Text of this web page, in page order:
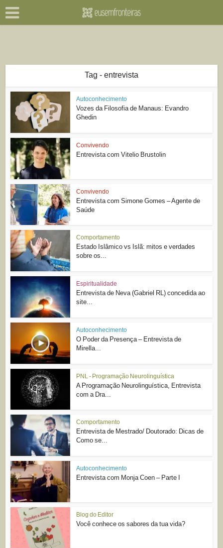
Tag - entrevista
Autoconhecimento
Vozes da Filosofia de Manaus: Evandro
Ghedin
Convivendo
Entrevista com Vitelio Brustolin
Convivendo
Entrevista com Simone Gomes – Agente de
Saúde
Comportamento
Estado Islâmico vs Islã: mitos e verdades
sobre os...
Espiritualidade
Entrevista de Neva (Gabriel RL) concedida ao
site...
Autoconhecimento
O Poder da Presença – Entrevista de
Mirella...
PNL - Programação Neurolinguística
A Programação Neurolinguística, Entrevista
com a Dra...
Comportamento
Entrevista de Mestrado/ Doutorado: Dicas de
Como se...
Autoconhecimento
Entrevista com Monja Coen – Parte I
Blog do Editor
Você conhece os sabores da tua vida?